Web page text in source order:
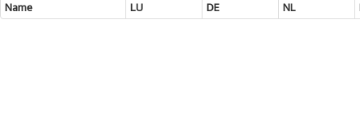
Name LU DE NL